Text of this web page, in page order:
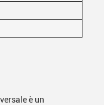
è un